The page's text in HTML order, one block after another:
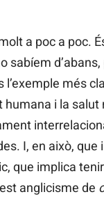
a poc a poc.
sabíem
l’exemple més
humana i la
I, en això, que
que implica
anglicisme de